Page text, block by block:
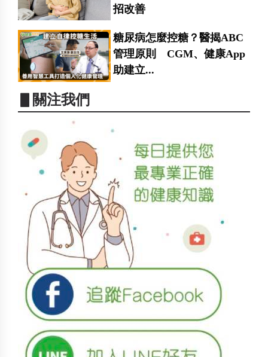
招改善
糖尿病怎麼控糖？醫揭ABC
管理原則 CGM、健康App
助建立...
▋關注我們